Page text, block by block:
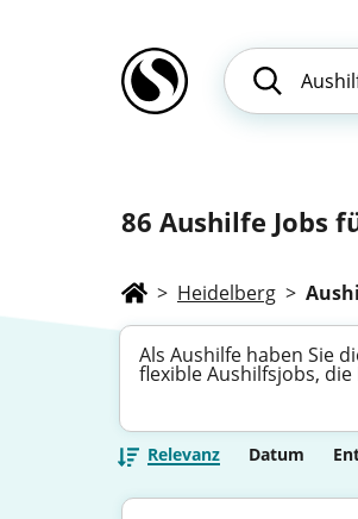
86 Aushilfe Jobs
> Heidelberg >
Als Aushilfe haben Sie
flexible Aushilfsjobs,
Relevanz Datum